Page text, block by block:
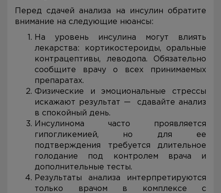
Перед сдачей анализа на инсулин обратите
внимание на следующие нюансы:
На уровень инсулина могут влиять
лекарства: кортикостероиды, оральные
контрацептивы, леводопа. Обязательно
сообщите врачу о всех принимаемых
препаратах.
Физические и эмоциональные стрессы
искажают результат — сдавайте анализ
в спокойный день.
Инсулинома часто проявляется
гипогликемией, но для ее
подтверждения требуется длительное
голодание под контролем врача и
дополнительные тесты.
Результаты анализа интерпретируются
только врачом в комплексе с